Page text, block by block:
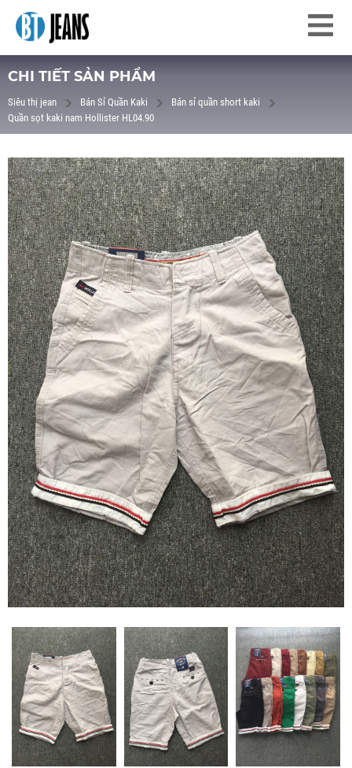
CHI TIẾT SẢN PHẨM
Siêu thị jean Bán Sỉ Quần Kaki
Bán sỉ quần short kaki
Quần sọt kaki nam Hollister HL04.90